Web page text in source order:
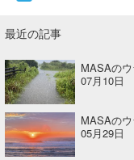
最近の記事
MASAのウ
07月10日
MASAのウ
05月29日
たっちー
ハンマー
まっきー
三輪予報士